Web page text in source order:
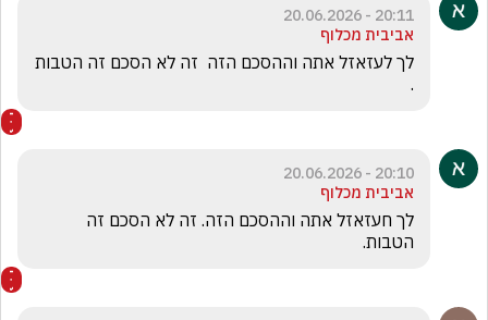
20:11 - 20.06.2026
אביבית מכלוף
.
20:10 - 20.06.2026
אביבית מכלוף
הטבות.